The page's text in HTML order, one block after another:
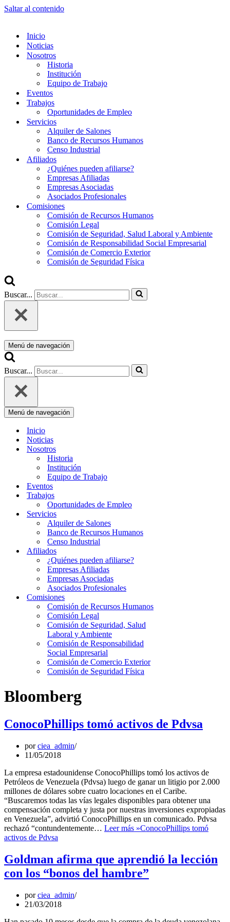
Saltar al contenido
Inicio
Noticias
Nosotros
Historia
Institución
Equipo de Trabajo
Eventos
Trabajos
Oportunidades de Empleo
Servicios
Alquiler de Salones
Banco de Recursos Humanos
Censo Industrial
Afiliados
¿Quiénes pueden afiliarse?
Empresas Afiliadas
Empresas Asociadas
Asociados Profesionales
Comisiones
Comisión de Recursos Humanos
Comisión Legal
Comisión de Seguridad, Salud Laboral y Ambiente
Comisión de Responsabilidad Social Empresarial
Comisión de Comercio Exterior
Comisión de Seguridad Física
Buscar...
Menú de navegación
Buscar...
Menú de navegación
Inicio
Noticias
Nosotros
Historia
Institución
Equipo de Trabajo
Eventos
Trabajos
Oportunidades de Empleo
Servicios
Alquiler de Salones
Banco de Recursos Humanos
Censo Industrial
Afiliados
¿Quiénes pueden afiliarse?
Empresas Afiliadas
Empresas Asociadas
Asociados Profesionales
Comisiones
Comisión de Recursos Humanos
Comisión Legal
Comisión de Seguridad, Salud
Laboral y Ambiente
Comisión de Responsabilidad
Social Empresarial
Comisión de Comercio Exterior
Comisión de Seguridad Física
Bloomberg
ConocoPhillips tomó activos de Pdvsa
porciea_admin
11/05/2018
La empresa estadounidense ConocoPhillips tomó los activos de
Petróleos de Venezuela (Pdvsa) luego de ganar un litigio por 2.000
millones de dólares sobre cuatro locaciones en el Caribe.
“Buscaremos todas las vías legales disponibles para obtener una
compensación completa y justa por nuestras inversiones expropiadas
en Venezuela”, advirtió ConocoPhillips en un comunicado. Pdvsa
rechazó “contundentemente… Leer más »ConocoPhillips tomó
activos de Pdvsa
Goldman afirma que aprendió la lección
con los “bonos del hambre”
porciea_admin
21/03/2018